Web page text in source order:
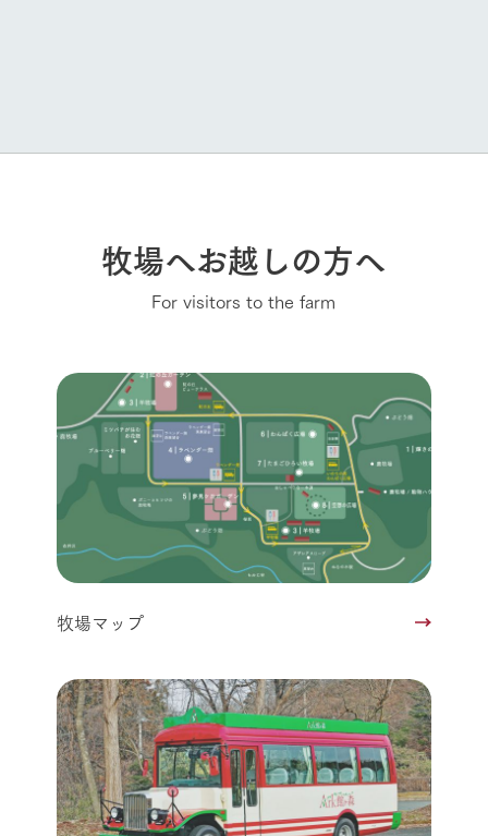
牧場へお越しの方へ
For visitors to the farm
牧場マップ